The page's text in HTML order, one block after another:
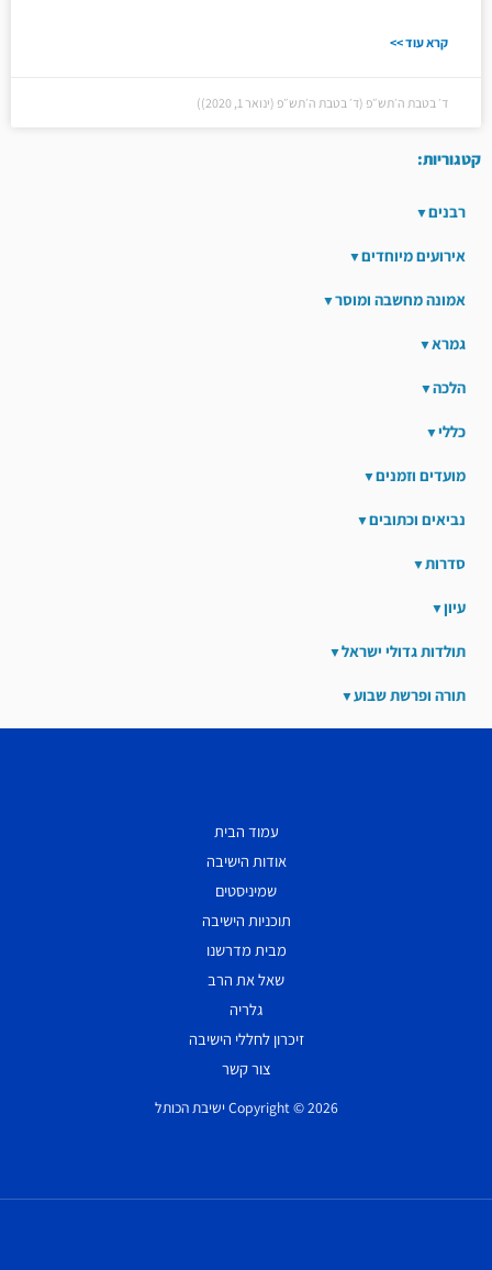
קרא עוד >>
ד׳ בטבת ה׳תש״פ (ד׳ בטבת ה׳תש״פ (ינואר 1, 2020))
קטגוריות:
רבנים
אירועים מיוחדים
אמונה מחשבה ומוסר
גמרא
הלכה
כללי
מועדים וזמנים
נביאים וכתובים
סדרות
עיון
תולדות גדולי ישראל
תורה ופרשת שבוע
עמוד הבית
אודות הישיבה
שמיניסטים
תוכניות הישיבה
מבית מדרשנו
שאל את הרב
גלריה
זיכרון לחללי הישיבה
צור קשר
Copyright © 2026 ישיבת הכותל